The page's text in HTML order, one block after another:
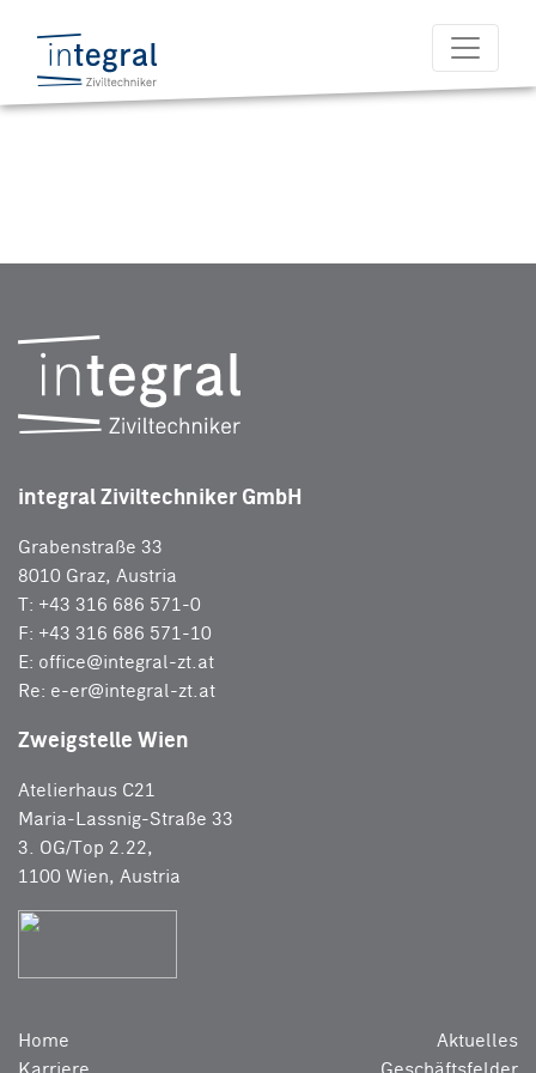
integral Ziviltechniker GmbH
Grabenstraße 33
8010 Graz, Austria
T: +43 316 686 571-0
F: +43 316 686 571-10
E: office@integral-zt.at
Re: e-er@integral-zt.at
Zweigstelle Wien
Atelierhaus C21
Maria-Lassnig-Straße 33
3. OG/Top 2.22,
1100 Wien, Austria
Home
Karriere
Aktuelles
Geschäftsfelder